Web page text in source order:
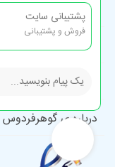
حساب کاربری
راهنمای مشتریان
دسته‌بندی‌های پرطرفدار
درباره ی گوهرفردوس
پشتیبانی سایت
فروش و پشتیبانی